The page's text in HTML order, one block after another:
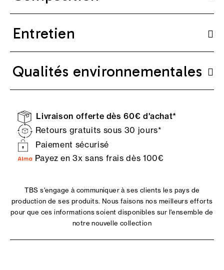
Entretien
Qualités environnementales
Livraison offerte dès 60€ d'achat*
Retours gratuits sous 30 jours*
Paiement sécurisé
Payez en 3x sans frais dès 100€
TBS s'engage à communiquer à ses clients les pays de
production de ses produits. Nous faisons nos meilleurs efforts
pour que ces informations soient disponibles sur l'ensemble de
notre nouvelle collection